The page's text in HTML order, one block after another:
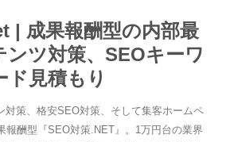
| 成果報酬型の内部最
ンツ対策、SEOキーワ
ド見積もり
対策、格安SEO対策、そして集客ホームペ
報酬型『SEO対策.NET』。1万円台の業界